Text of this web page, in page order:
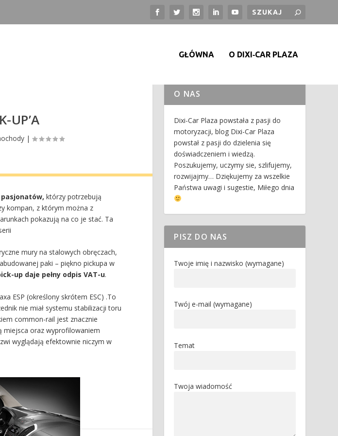
GŁÓWNA O DIXI‑CAR PLAZA
UP’A
|
którzy potrzebują
kompan, z którym można z
pokazują na co je stać. Ta
mury na stalowych obręczach,
paki – piękno pickupa w
up daje pełny odpis VAT-u.
ESP (określony skrótem ESC) .To
nie miał systemu stabilizacji toru
common-rail jest znacznie
miejsca oraz wyprofilowaniem
wyglądają efektownie niczym w
O NAS
Dixi-Car Plaza powstała z pasji do
motoryzacji, blog Dixi-Car Plaza
powstał z pasji do dzielenia się
doświadczeniem i wiedzą.
Poszukujemy, uczymy sie, szlifujemy,
rozwijajmy… Dziękujemy za wszelkie
Państwa uwagi i sugestie, Miłego dnia
PISZ DO NAS
Twoje imię i nazwisko (wymagane)
Twój e-mail (wymagane)
Temat
Twoja wiadomość